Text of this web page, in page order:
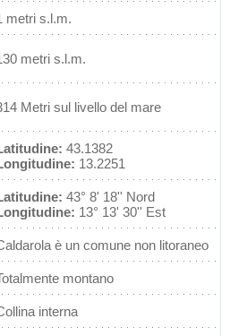
metri s.l.m.
metri s.l.m.
Metri sul livello del mare
43.1382
13.2251
43° 8' 18'' Nord
13° 13' 30'' Est
è un comune non litoraneo
montano
interna